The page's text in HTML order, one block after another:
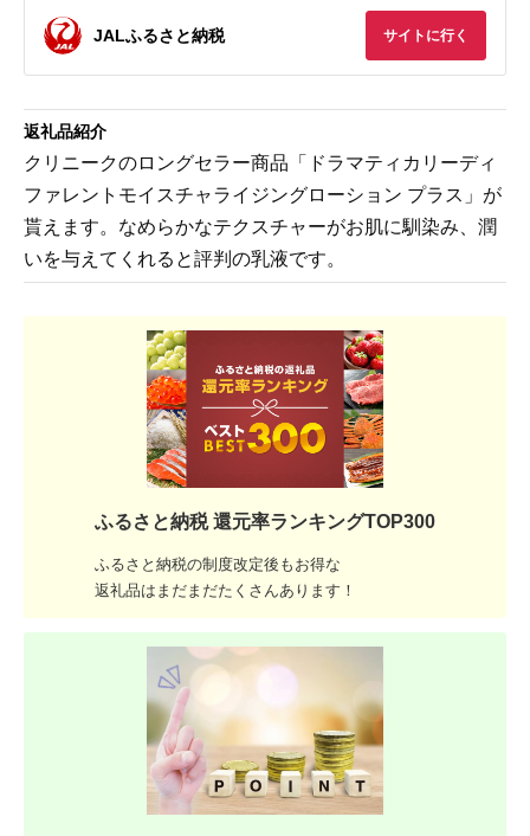
JALふるさと納税 サイトに行く
返礼品紹介
クリニークのロングセラー商品「ドラマティカリーディ
ファレントモイスチャライジングローション プラス」が
貰えます。なめらかなテクスチャーがお肌に馴染み、潤
いを与えてくれると評判の乳液です。
ふるさと納税 還元率ランキングTOP300
ふるさと納税の制度改定後もお得な
返礼品はまだまだたくさんあります！